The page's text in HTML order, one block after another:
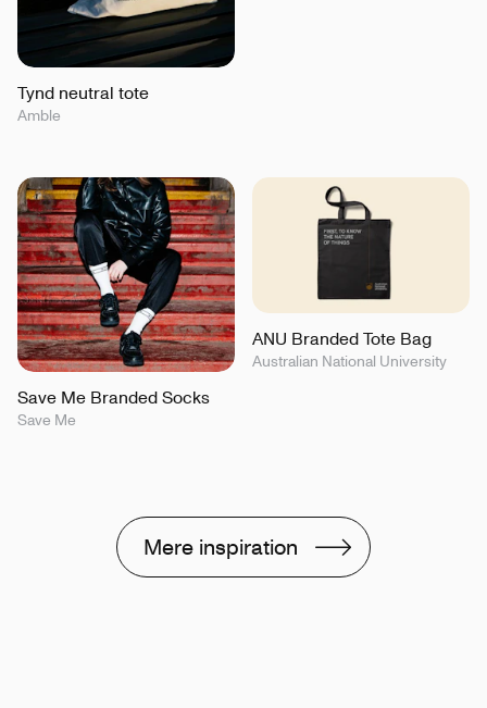
Tynd neutral tote
Amble
Save Me Branded Socks
Save Me
ANU Branded Tote Bag
Australian National University
Mere inspiration